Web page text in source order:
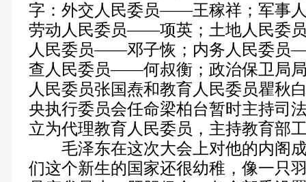
字：外交人民委员——王稼祥；军事
劳动人民委员——项英；土地人民委
人民委员——邓子恢；内务人民委员
查人民委员——何叔衡；政治保卫局
人民委员张国焘和教育人民委员瞿秋
央执行委员会任命梁柏台暂时主持司
立为代理教育人民委员，主持教育部
毛泽东在这次大会上对他的内阁成
们这个新生的国家还很幼稚，像一只